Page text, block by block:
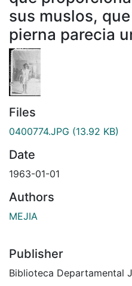
sus muslos,
pierna parecia
Files
0400774.JPG (13.92 KB)
Date
1963-01-01
Authors
MEJIA
Publisher
Biblioteca Departamental